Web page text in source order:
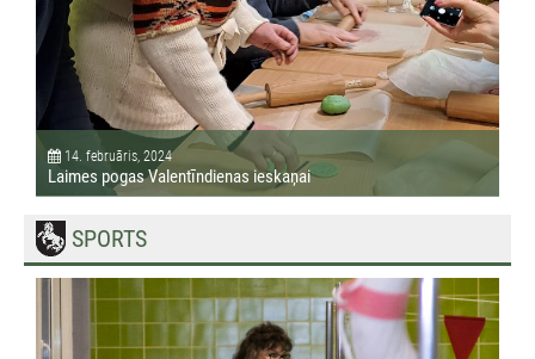
14. februāris, 2024
Laimes pogas Valentīndienas ieskaņai
SPORTS